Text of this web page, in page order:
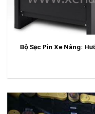
Bộ Sạc Pin Xe Nâng: